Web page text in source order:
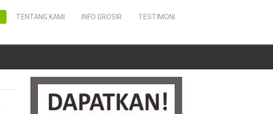
TESTIMONI
INFO GROSIR
TENTANG KAMI